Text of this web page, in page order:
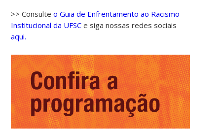
>> Consulteo Guia de Enfrentamento ao Racismo
Institucional da UFSC e siga nossas redes sociais
aqui.
02:00
03:00
04:00
05:00